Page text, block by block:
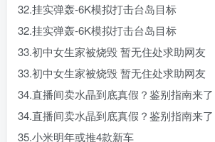
32.挂实弹轰-6K模拟打击台岛目标
32.挂实弹轰-6K模拟打击台岛目标
33.初中女生家被烧毁 暂无住处求助网友
33.初中女生家被烧毁 暂无住处求助网友
34.直播间卖水晶到底真假？鉴别指南来了
34.直播间卖水晶到底真假？鉴别指南来了
35.小米明年或推4款新车